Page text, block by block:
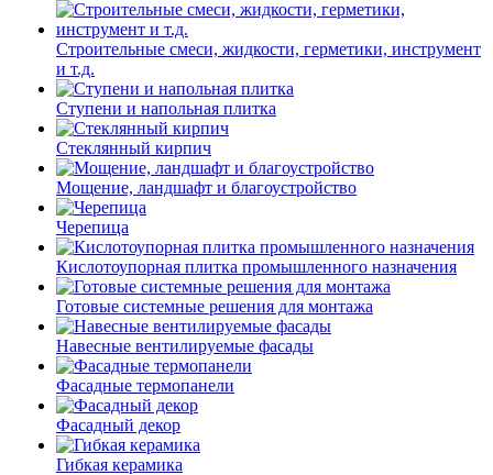
Строительные смеси, жидкости, герметики, инструмент
и т.д.
Ступени и напольная плитка
Cтеклянный кирпич
Мощение, ландшафт и благоустройство
Черепица
Кислотоупорная плитка промышленного назначения
Готовые системные решения для монтажа
Навесные вентилируемые фасады
Фасадные термопанели
Фасадный декор
Гибкая керамика